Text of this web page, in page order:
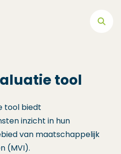
tool
tool biedt
inzicht in hun
van maatschappelijk
(MVI).